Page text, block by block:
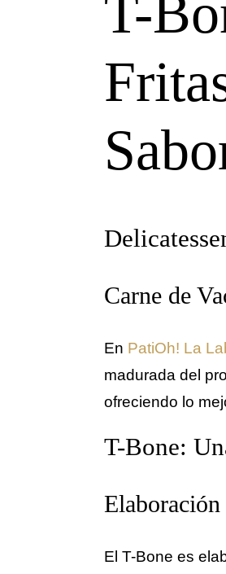
T-
Carne de
En PatiOh! La
madurada del
ofreciendo lo
T-Bone:
El T-Bone es